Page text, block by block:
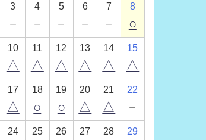
3
－
4
－
5
－
6
－
7
－
8
○
10
△
11
△
12
△
13
△
14
△
15
△
17
△
18
○
19
○
20
△
21
△
22
－
24 25 26 27 28 29